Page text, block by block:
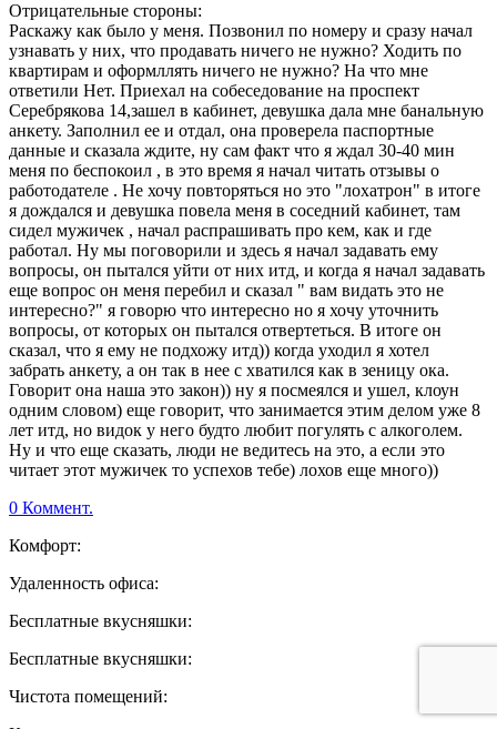
Отрицательные стороны:
Раскажу как было у меня. Позвонил по номеру и сразу начал
узнавать у них, что продавать ничего не нужно? Ходить по
квартирам и оформллять ничего не нужно? На что мне
ответили Нет. Приехал на собеседование на проспект
Серебрякова 14,зашел в кабинет, девушка дала мне банальную
анкету. Заполнил ее и отдал, она проверела паспортные
данные и сказала ждите, ну сам факт что я ждал 30-40 мин
меня по беспокоил , в это время я начал читать отзывы о
работодателе . Не хочу повторяться но это "лохатрон" в итоге
я дождался и девушка повела меня в соседний кабинет, там
сидел мужичек , начал распрашивать про кем, как и где
работал. Ну мы поговорили и здесь я начал задавать ему
вопросы, он пытался уйти от них итд, и когда я начал задавать
еще вопрос он меня перебил и сказал " вам видать это не
интересно?" я говорю что интересно но я хочу уточнить
вопросы, от которых он пытался отвертеться. В итоге он
сказал, что я ему не подхожу итд)) когда уходил я хотел
забрать анкету, а он так в нее с хватился как в зеницу ока.
Говорит она наша это закон)) ну я посмеялся и ушел, клоун
одним словом) еще говорит, что занимается этим делом уже 8
лет итд, но видок у него будто любит погулять с алкоголем.
Ну и что еще сказать, люди не ведитесь на это, а если это
читает этот мужичек то успехов тебе) лохов еще много))
0 Коммент.
Комфорт:
Удаленность офиса:
Бесплатные вкусняшки:
Бесплатные вкусняшки:
Чистота помещений: